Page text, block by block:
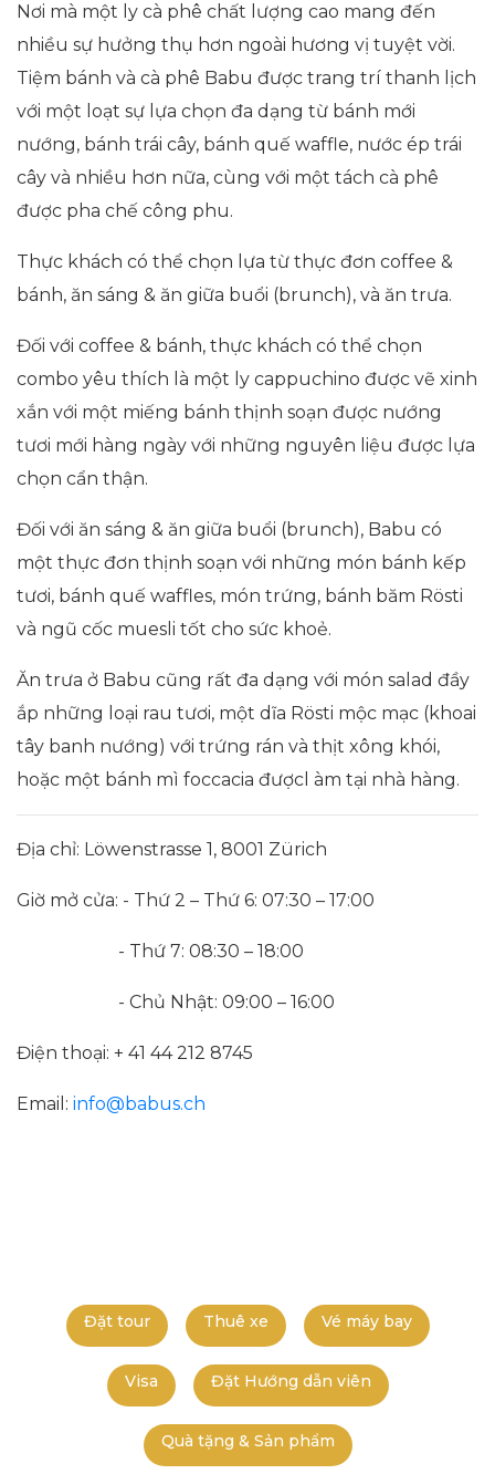
Nơi mà một ly cà phê chất lượng cao mang đến
nhiều sự hưởng thụ hơn ngoài hương vị tuyệt vời.
Tiệm bánh và cà phê Babu được trang trí thanh lịch
với một loạt sự lựa chọn đa dạng từ bánh mới
nướng, bánh trái cây, bánh quế waffle, nước ép trái
cây và nhiều hơn nữa, cùng với một tách cà phê
được pha chế công phu.
Thực khách có thể chọn lựa từ thực đơn coffee &
bánh, ăn sáng & ăn giữa buổi (brunch), và ăn trưa.
Đối với coffee & bánh, thực khách có thể chọn
combo yêu thích là một ly cappuchino được vẽ xinh
xắn với một miếng bánh thịnh soạn được nướng
tươi mới hàng ngày với những nguyên liệu được lựa
chọn cẩn thận.
Đối với ăn sáng & ăn giữa buổi (brunch), Babu có
một thực đơn thịnh soạn với những món bánh kếp
tươi, bánh quế waffles, món trứng, bánh băm Rösti
và ngũ cốc muesli tốt cho sức khoẻ.
Ăn trưa ở Babu cũng rất đa dạng với món salad đầy
ắp những loại rau tươi, một dĩa Rösti mộc mạc (khoai
tây banh nướng) với trứng rán và thịt xông khói,
hoặc một bánh mì foccacia đượcl àm tại nhà hàng.
Địa chỉ: Löwenstrasse 1, 8001 Zürich
Giờ mở cửa: - Thứ 2 – Thứ 6: 07:30 – 17:00
- Thứ 7: 08:30 – 18:00
- Chủ Nhật: 09:00 – 16:00
Điện thoại: + 41 44 212 8745
Email: info@babus.ch
Đặt tour Thuê xe Vé máy bay
Visa Đặt Hướng dẫn viên
Quà tặng & Sản phẩm